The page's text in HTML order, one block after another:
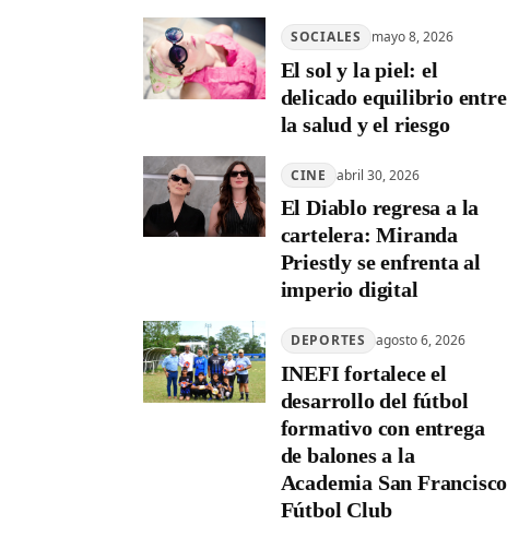
SOCIALES mayo 8, 2026
El sol y la piel: el
delicado equilibrio entre
la salud y el riesgo
CINE abril 30, 2026
El Diablo regresa a la
cartelera: Miranda
Priestly se enfrenta al
imperio digital
DEPORTES agosto 6, 2026
INEFI fortalece el
desarrollo del fútbol
formativo con entrega
de balones a la
Academia San Francisco
Fútbol Club